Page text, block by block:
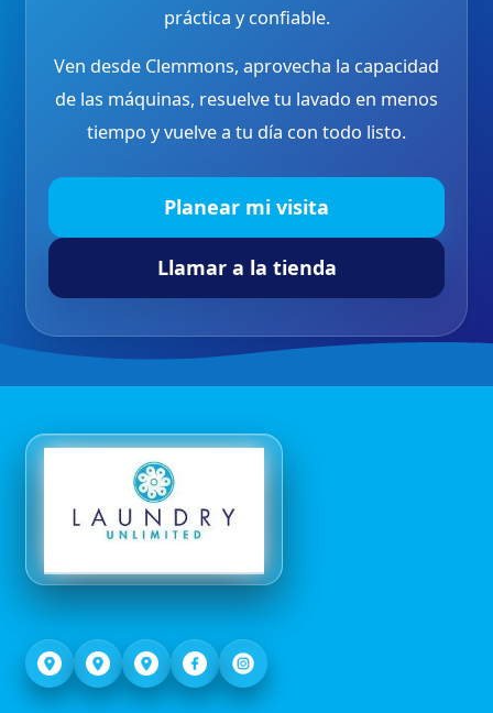
práctica y confiable.
Ven desde Clemmons, aprovecha la capacidad
de las máquinas, resuelve tu lavado en menos
tiempo y vuelve a tu día con todo listo.
Planear mi visita
Llamar a la tienda